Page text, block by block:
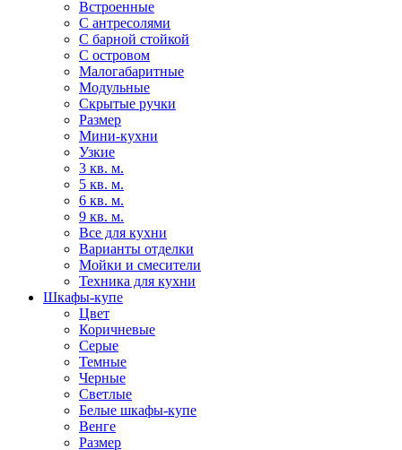
Встроенные
С антресолями
С барной стойкой
С островом
Малогабаритные
Модульные
Скрытые ручки
Размер
Мини-кухни
Узкие
3 кв. м.
5 кв. м.
6 кв. м.
9 кв. м.
Все для кухни
Варианты отделки
Мойки и смесители
Техника для кухни
Шкафы-купе
Цвет
Коричневые
Серые
Темные
Черные
Светлые
Белые шкафы-купе
Венге
Размер